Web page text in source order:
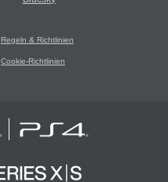
Regeln & Richtlinien
Cookie-Richtlinien